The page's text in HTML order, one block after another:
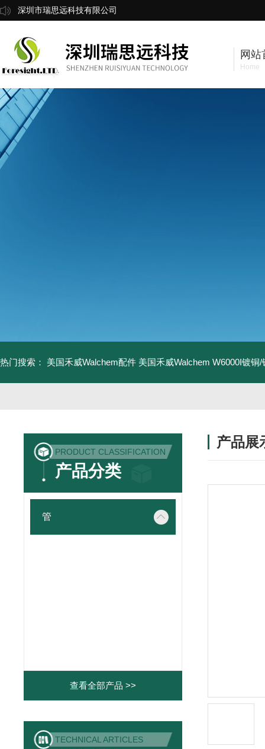
深圳市瑞思远科技有限公司
网站
Home
热门搜索： 美国禾威Walchem配件 美国禾威Walchem W6000I镀铜
PRODUCT CLASSIFICATION
产品分类
管
查看全部产品 >>
TECHNICAL ARTICLES
产品展